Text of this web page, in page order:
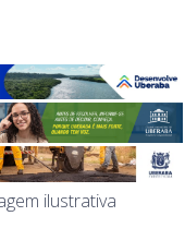
ilustrativa